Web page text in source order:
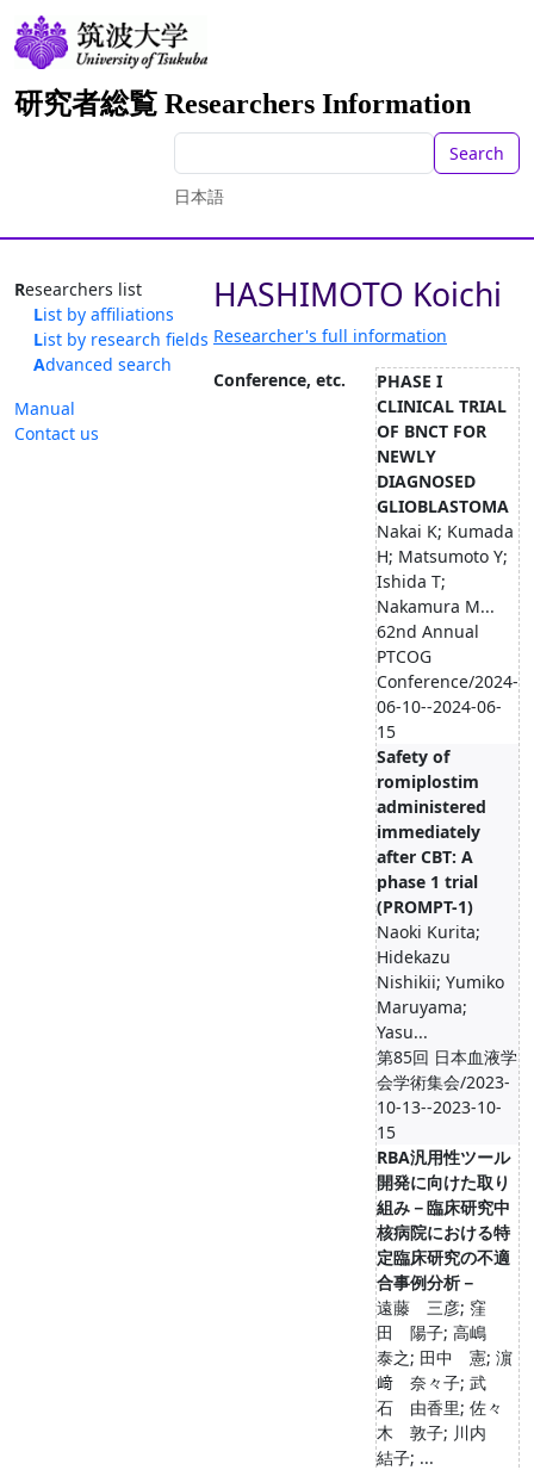
研究者総覧 Researchers Information
Search
日本語
Researchers list
List by affiliations
List by research fields
Advanced search
Manual
Contact us
HASHIMOTO Koichi
Researcher's full information
Conference, etc.
PHASE I
CLINICAL TRIAL
OF BNCT FOR
NEWLY
DIAGNOSED
GLIOBLASTOMA
Nakai K; Kumada
H; Matsumoto Y;
Ishida T;
Nakamura M...
62nd Annual
PTCOG
Conference/2024-
06-10--2024-06-
15
Safety of
romiplostim
administered
immediately
after CBT: A
phase 1 trial
(PROMPT-1)
Naoki Kurita;
Hidekazu
Nishikii; Yumiko
Maruyama;
Yasu...
第85回 日本血液学
会学術集会/2023-
10-13--2023-10-
15
RBA汎用性ツール
開発に向けた取り
組み－臨床研究中
核病院における特
定臨床研究の不適
合事例分析－
遠藤 三彦; 窪
田 陽子; 高嶋
泰之; 田中 憲; 濵
﨑 奈々子; 武
石 由香里; 佐々
木 敦子; 川内
結子; ...